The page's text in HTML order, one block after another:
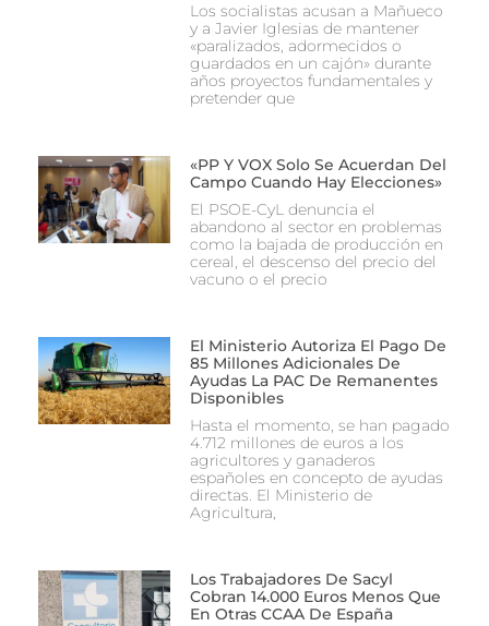
Los socialistas acusan a Mañueco
y a Javier Iglesias de mantener
«paralizados, adormecidos o
guardados en un cajón» durante
años proyectos fundamentales y
pretender que
«PP Y VOX Solo Se Acuerdan Del
Campo Cuando Hay Elecciones»
El PSOE-CyL denuncia el
abandono al sector en problemas
como la bajada de producción en
cereal, el descenso del precio del
vacuno o el precio
El Ministerio Autoriza El Pago De
85 Millones Adicionales De
Ayudas La PAC De Remanentes
Disponibles
Hasta el momento, se han pagado
4.712 millones de euros a los
agricultores y ganaderos
españoles en concepto de ayudas
directas. El Ministerio de
Agricultura,
Los Trabajadores De Sacyl
Cobran 14.000 Euros Menos Que
En Otras CCAA De España